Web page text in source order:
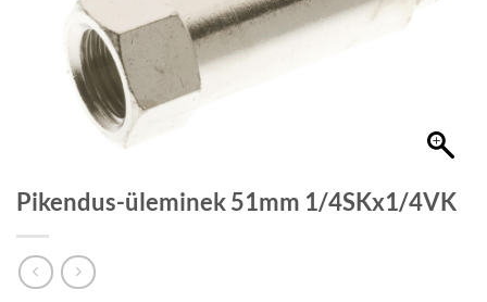
Pikendus-üleminek 51mm 1/4SKx1/4VK